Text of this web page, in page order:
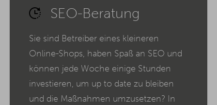
SEO-Beratung
Sie sind Betreiber eines kleineren
Online-Shops, haben Spaß an SEO und
können jede Woche einige Stunden
investieren, um up to date zu bleiben
und die Maßnahmen umzusetzen? In